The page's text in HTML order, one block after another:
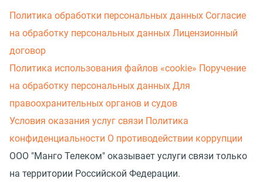
Политика обработки персональных данных Согласие
на обработку персональных данных Лицензионный
договор
Политика использования файлов «cookie» Поручение
на обработку персональных данных Для
правоохранительных органов и судов
Условия оказания услуг связи Политика
конфиденциальности О противодействии коррупции
ООО "Манго Телеком" оказывает услуги связи только
на территории Российской Федерации.